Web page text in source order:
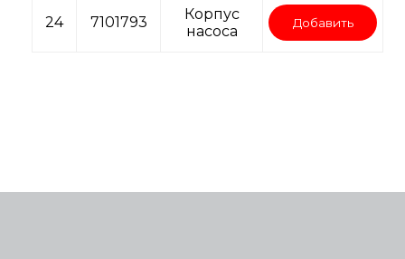
24 7101793
Корпус
насоса
Добавить